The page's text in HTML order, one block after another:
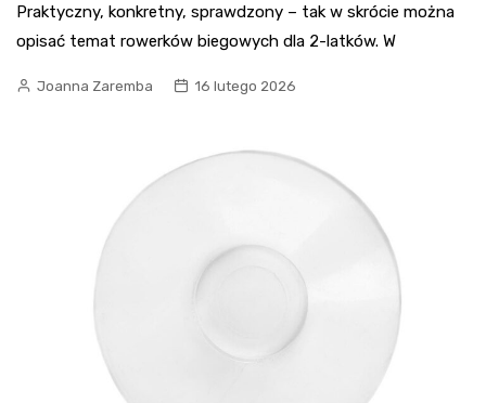
Praktyczny, konkretny, sprawdzony – tak w skrócie można
opisać temat rowerków biegowych dla 2-latków. W
Joanna Zaremba 16 lutego 2026